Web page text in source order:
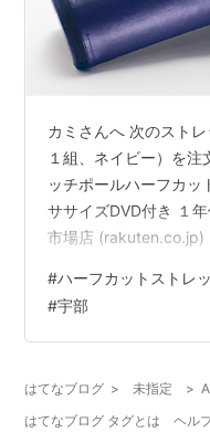
カミさんへ 次のスト
１組、ネイビー）を
ッチポールハーフカッ
ササイズDVD付き １
市場店 (rakuten.co.jp)
プの商品を見つけられ
のモデルのオネエさん
き続き、ロングサイズ
もの仰臥位とは違って
裏…
#ハーフカットストレ
#宇部
はてなブログ > 未指定 >
はてなブログ タグとは
ヘル